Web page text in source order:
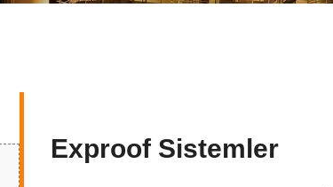
Exproof Sistemler